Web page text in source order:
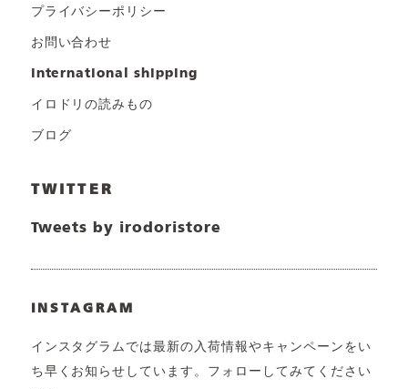
プライバシーポリシー
お問い合わせ
international shipping
イロドリの読みもの
ブログ
TWITTER
Tweets by irodoristore
INSTAGRAM
インスタグラムでは最新の入荷情報やキャンペーンをい
ち早くお知らせしています。フォローしてみてください